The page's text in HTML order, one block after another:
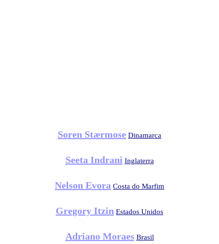
Soren Stærmose Dinamarca
Seeta Indrani Inglaterra
Nelson Evora Costa do Marfim
Gregory Itzin Estados Unidos
Adriano Moraes Brasil